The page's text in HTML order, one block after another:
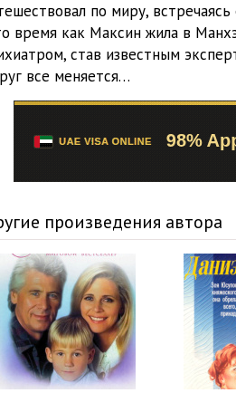
014_Negodyi
015_Negodyi
019_Negodyi
020_Negodyi
021_Negodyi
022_Negodyi
по миру,
время как Максин жила в
став известным
все меняется…
произведения автора